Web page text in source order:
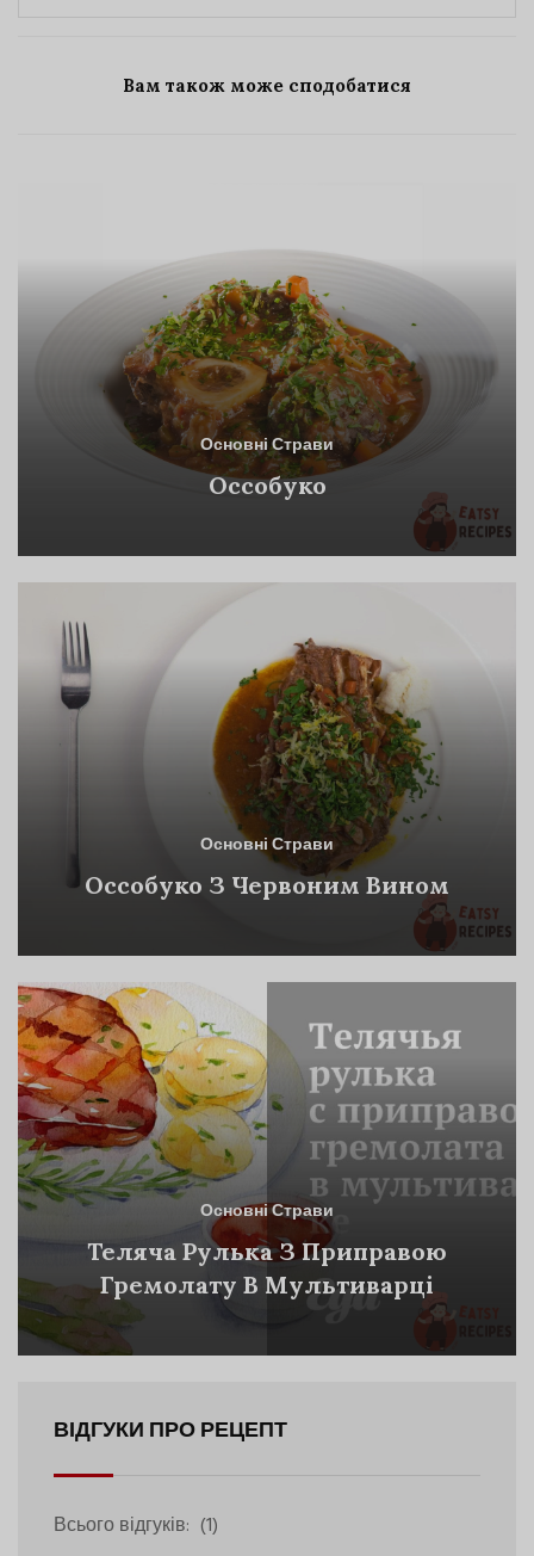
Вам також може сподобатися
Основні Страви
Оссобуко
Основні Страви
Оссобуко З Червоним Вином
Основні Страви
Теляча Рулька З Приправою
Гремолату В Мультиварці
ВІДГУКИ ПРО РЕЦЕПТ
Всього відгуків: (1)